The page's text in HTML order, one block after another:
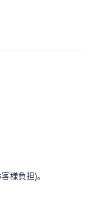
様負担)。